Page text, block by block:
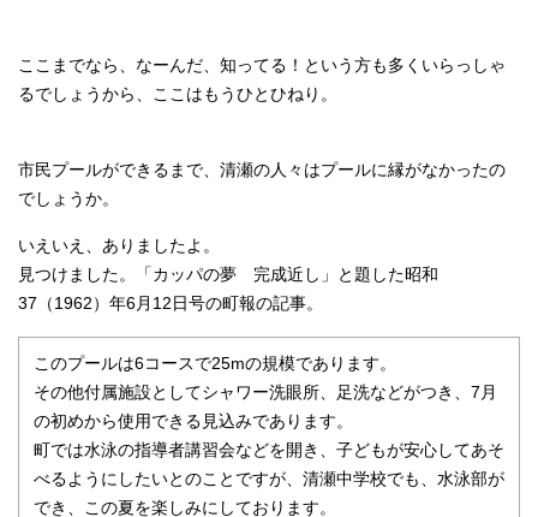
ここまでなら、なーんだ、知ってる！という方も多くいらっしゃ
るでしょうから、ここはもうひとひねり。
市民プールができるまで、清瀬の人々はプールに縁がなかったの
でしょうか。
いえいえ、ありましたよ。
見つけました。「カッパの夢 完成近し」と題した昭和
37（1962）年6月12日号の町報の記事。
このプールは6コースで25mの規模であります。
その他付属施設としてシャワー洗眼所、足洗などがつき、7月
の初めから使用できる見込みであります。
町では水泳の指導者講習会などを開き、子どもが安心してあそ
べるようにしたいとのことですが、清瀬中学校でも、水泳部が
でき、この夏を楽しみにしております。